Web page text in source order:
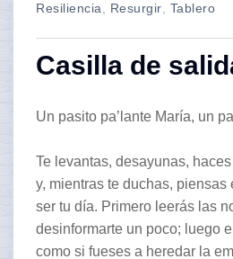
Resiliencia, Resurgir, Tablero
Casilla de
Un pasito pa’lante María, un
Te levantas, desayunas,
y, mientras te duchas, piensas
ser tu día. Primero leerás las
desinformarte un poco; luego
como si fueses a heredar la